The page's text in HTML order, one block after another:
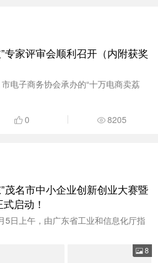
专家评审会顺利召开（内附获奖
电子商务协会承办的“十万电商卖荔
0 8205
茂名市中小企业创新创业大赛暨
启动！
5日上午，由广东省工业和信息化厅指
8